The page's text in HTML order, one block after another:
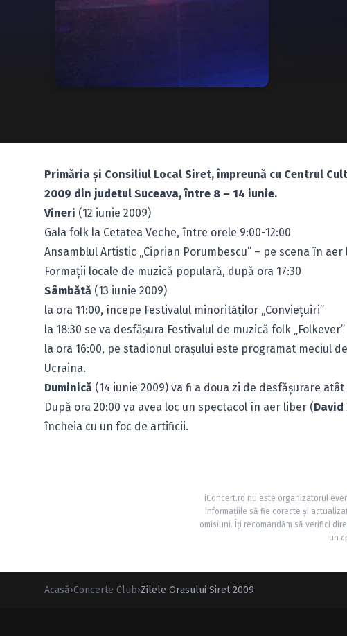
Primăria şi Consiliul Local Siret, împreună cu Centrul
2009 din judetul Suceava, între 8 – 14 iunie.
Vineri (12 iunie 2009)
Gala folk la Cetatea Veche, între orele 9:00-12:00
Ansamblul Artistic „Ciprian Porumbescu” – pe scena în aer
Formaţii locale de muzică populară, după ora 17:30
Sâmbătă (13 iunie 2009)
la ora 11:00, începe Festivalul minorităţilor „Convieţuiri”
la 18:30 se va desfăşura Festivalul de muzică folk „Folkever”
la ora 16:00, pe stadionul oraşului este programat meciul
Ucraina.
Duminică (14 iunie 2009) va fi a doua zi de desfăşurare atât
După ora 20:00 va avea loc un spectacol în aer liber (David
încheia cu un foc de artificii.
iConcert.ro nu este organizatorul
informațiile să fie corecte și
omisiuni. Îți recomandăm să verifici
un
Acasă›Concerte Club›Zilele Orasului Siret 2009